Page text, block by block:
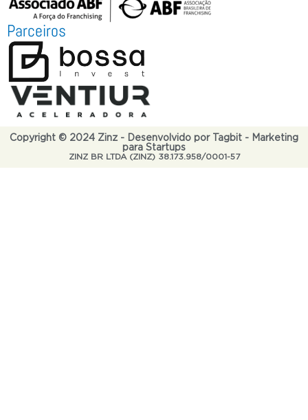
Parceiros
Copyright © 2024 Zinz - Desenvolvido por Tagbit - Marketing
para Startups
ZINZ BR LTDA (ZINZ) 38.173.958/0001-57